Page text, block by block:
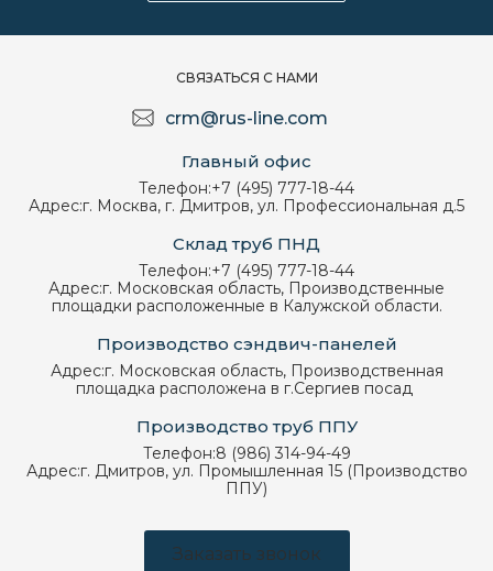
СВЯЗАТЬСЯ С НАМИ
crm@rus-line.com
Главный офис
Телефон:+7 (495) 777-18-44
Адрес:г. Москва, г. Дмитров, ул. Профессиональная д.5
Склад труб ПНД
Телефон:+7 (495) 777-18-44
Адрес:г. Московская область, Производственные
площадки расположенные в Калужской области.
Производство сэндвич-панелей
Адрес:г. Московская область, Производственная
площадка расположена в г.Сергиев посад
Производство труб ППУ
Телефон:8 (986) 314-94-49
Адрес:г. Дмитров, ул. Промышленная 15 (Производство
ППУ)
Заказать звонок